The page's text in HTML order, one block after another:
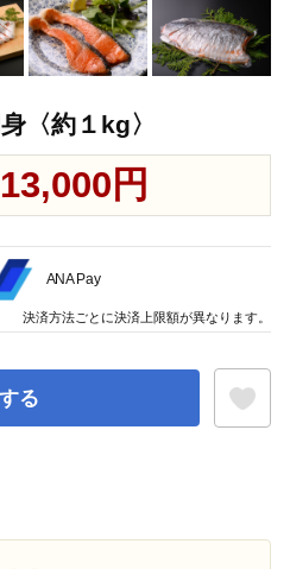
〈約１kg〉
13,000円
る
ANA Pay
決済方法ごとに決済上限額が異なります。